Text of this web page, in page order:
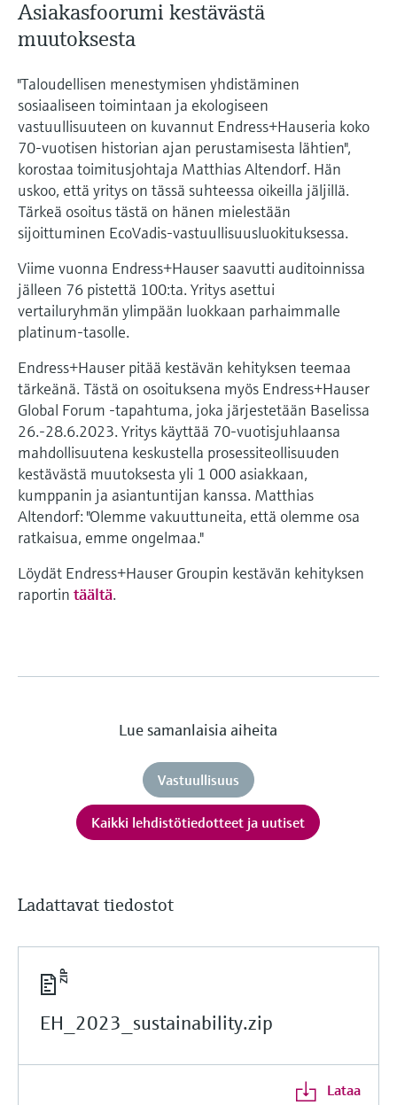
Asiakasfoorumi kestävästä
muutoksesta
"Taloudellisen menestymisen yhdistäminen
sosiaaliseen toimintaan ja ekologiseen
vastuullisuuteen on kuvannut Endress+Hauseria koko
70-vuotisen historian ajan perustamisesta lähtien",
korostaa toimitusjohtaja Matthias Altendorf. Hän
uskoo, että yritys on tässä suhteessa oikeilla jäljillä.
Tärkeä osoitus tästä on hänen mielestään
sijoittuminen EcoVadis-vastuullisuusluokituksessa.
Viime vuonna Endress+Hauser saavutti auditoinnissa
jälleen 76 pistettä 100:ta. Yritys asettui
vertailuryhmän ylimpään luokkaan parhaimmalle
platinum-tasolle.
Endress+Hauser pitää kestävän kehityksen teemaa
tärkeänä. Tästä on osoituksena myös Endress+Hauser
Global Forum -tapahtuma, joka järjestetään Baselissa
26.-28.6.2023. Yritys käyttää 70-vuotisjuhlaansa
mahdollisuutena keskustella prosessiteollisuuden
kestävästä muutoksesta yli 1 000 asiakkaan,
kumppanin ja asiantuntijan kanssa. Matthias
Altendorf: "Olemme vakuuttuneita, että olemme osa
ratkaisua, emme ongelmaa."
Löydät Endress+Hauser Groupin kestävän kehityksen
raportin täältä.
Lue samanlaisia aiheita
Vastuullisuus
Kaikki lehdistötiedotteet ja uutiset
Ladattavat tiedostot
EH_2023_sustainability.zip
Lataa